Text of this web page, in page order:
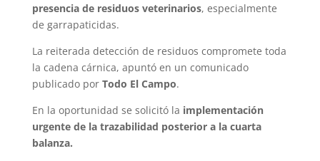
presencia de residuos veterinarios, especialmente
de garrapaticidas.
La reiterada detección de residuos compromete toda
la cadena cárnica, apuntó en un comunicado
publicado por Todo El Campo.
En la oportunidad se solicitó la implementación
urgente de la trazabilidad posterior a la cuarta
balanza.